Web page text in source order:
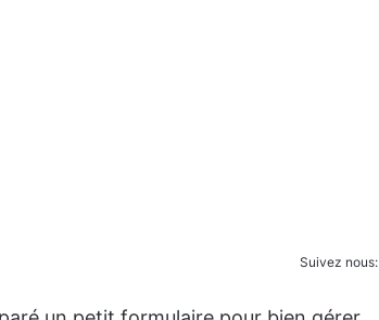
Suivez nous: